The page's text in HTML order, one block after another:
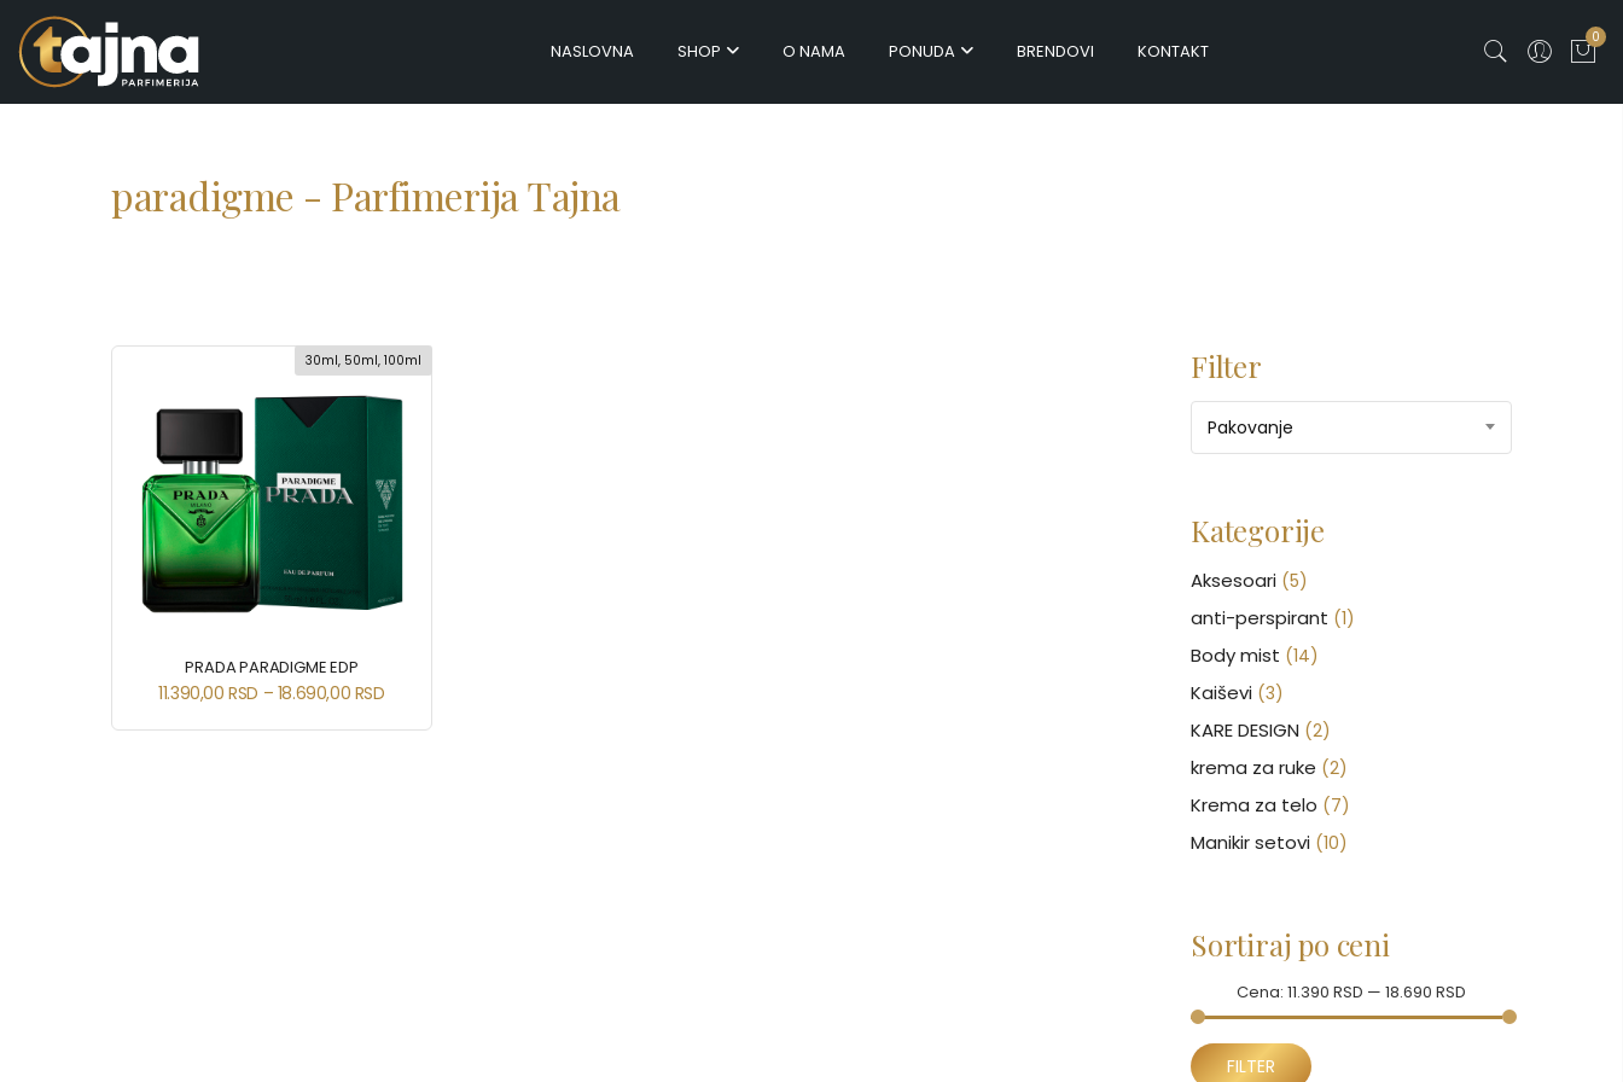
NASLOVNA SHOP O NAMA PONUDA BRENDOVI KONTAKT
0
paradigme - Parfimerija Tajna
30ml, 50ml, 100ml
PRADA PARADIGME EDP
11.390,00RSD – 18.690,00 RSD
Filter
Pakovanje
Kategorije
Aksesoari (5)
anti-perspirant (1)
Body mist (14)
Kaiševi (3)
KARE DESIGN (2)
krema za ruke (2)
Krema za telo (7)
Manikir setovi (10)
Nega lica (88)
Nega tela (93)
Neseseri
Novčanici (51)
Sortiraj po ceni
FILTER
Cena: 11.390 RSD — 18.690 RSD